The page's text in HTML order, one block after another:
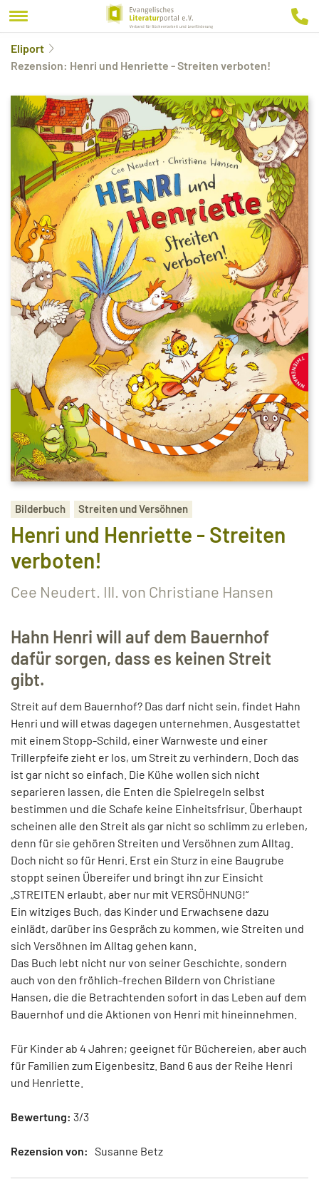
Eliport
Rezension: Henri und Henriette - Streiten verboten!
Bilderbuch Streiten und Versöhnen
Henri und Henriette - Streiten
verboten!
Cee Neudert. Ill. von Christiane Hansen
Hahn Henri will auf dem Bauernhof
dafür sorgen, dass es keinen Streit
gibt.
Streit auf dem Bauernhof? Das darf nicht sein, findet Hahn
Henri und will etwas dagegen unternehmen. Ausgestattet
mit einem Stopp-Schild, einer Warnweste und einer
Trillerpfeife zieht er los, um Streit zu verhindern. Doch das
ist gar nicht so einfach. Die Kühe wollen sich nicht
separieren lassen, die Enten die Spielregeln selbst
bestimmen und die Schafe keine Einheitsfrisur. Überhaupt
scheinen alle den Streit als gar nicht so schlimm zu erleben,
denn für sie gehören Streiten und Versöhnen zum Alltag.
Doch nicht so für Henri. Erst ein Sturz in eine Baugrube
stoppt seinen Übereifer und bringt ihn zur Einsicht
„STREITEN erlaubt, aber nur mit VERSÖHNUNG!“
Ein witziges Buch, das Kinder und Erwachsene dazu
einlädt, darüber ins Gespräch zu kommen, wie Streiten und
sich Versöhnen im Alltag gehen kann.
Das Buch lebt nicht nur von seiner Geschichte, sondern
auch von den fröhlich-frechen Bildern von Christiane
Hansen, die die Betrachtenden sofort in das Leben auf dem
Bauernhof und die Aktionen von Henri mit hineinnehmen.
Für Kinder ab 4 Jahren; geeignet für Büchereien, aber auch
für Familien zum Eigenbesitz. Band 6 aus der Reihe Henri
und Henriette.
Bewertung: 3/3
Rezension von: Susanne Betz